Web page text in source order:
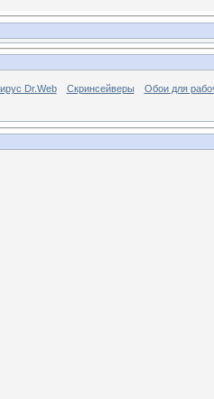
Dr.Web Скринсейверы Обои для